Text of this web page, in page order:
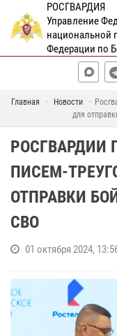
РОСГВАРДИЯ
Управление
национальной
Федерации по
Главная Новости
для
РОСГВАРДИИ
ПИСЕМ-
ОТПРАВКИ
СВО
01 октября 2024,